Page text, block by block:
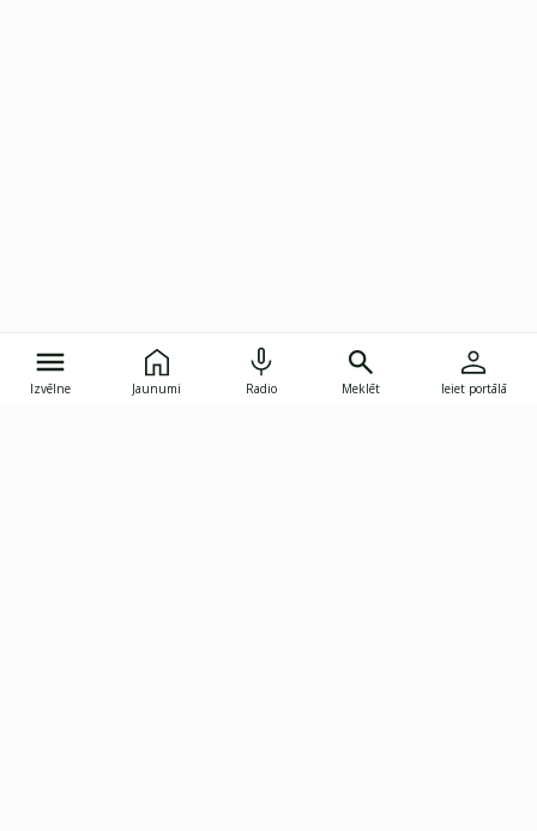
Izvēlne Jaunumi Radio Meklēt Ieiet portālā